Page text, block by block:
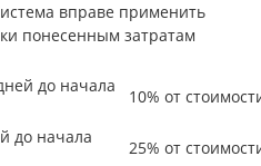
вправе применить
понесенным затратам
до начала
10% от
до начала
25% от